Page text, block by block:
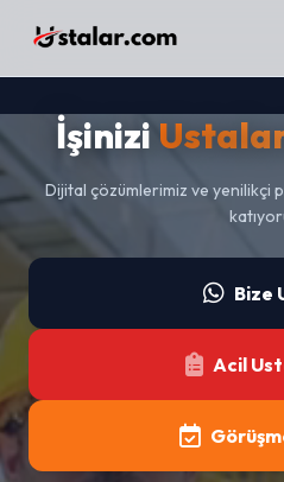
KURUMSAL
Yatırımcı Köşesi
İşinizi
Dijital çözümlerimiz ve
Bize
Acil